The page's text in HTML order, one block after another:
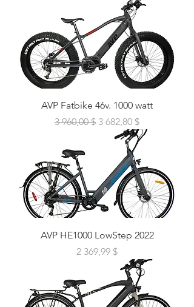
AVP Fatbike 46v. 1000 watt
Prix original
3 960,00 $ Prix promotionnel
3 682,80 $
AVP HE1000 LowStep 2022
Prix
2 369,99 $